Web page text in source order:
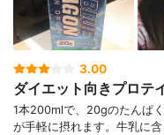
3.00
ダイエット向きプロテ
1本200mlで、20gのたんぱ
が手軽に摂れます。牛乳に